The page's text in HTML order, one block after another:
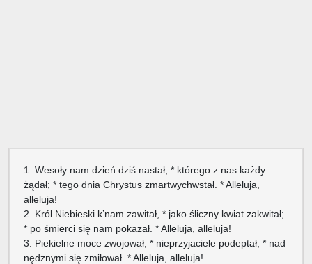
1. Wesoły nam dzień dziś nastał, * którego z nas każdy
żądał; * tego dnia Chrystus zmartwychwstał. * Alleluja,
alleluja!
2. Król Niebieski k’nam zawitał, * jako śliczny kwiat zakwitał;
* po śmierci się nam pokazał. * Alleluja, alleluja!
3. Piekielne moce zwojował, * nieprzyjaciele podeptał, * nad
nędznymi się zmiłował. * Alleluja, alleluja!